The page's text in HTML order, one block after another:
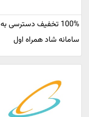
100% تخفیف دسترسی به
سامانه شاد همراه اول